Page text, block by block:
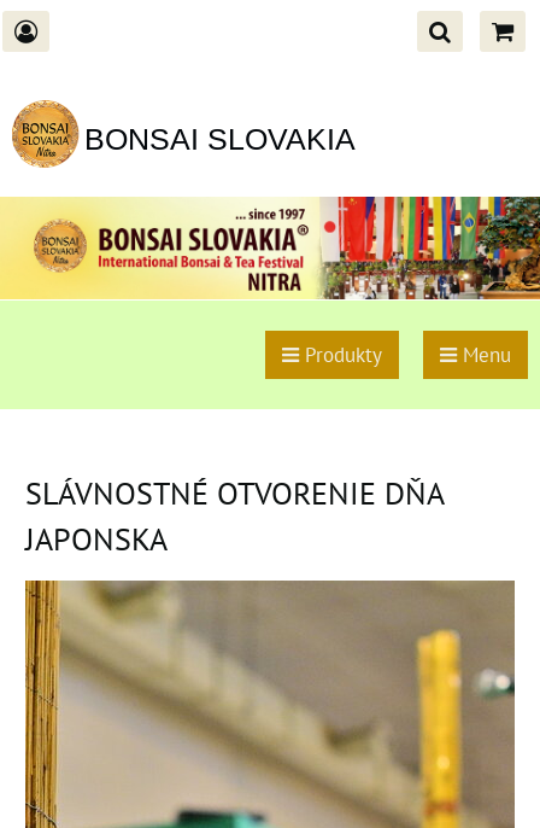
BONSAI SLOVAKIA
Produkty Menu
SLÁVNOSTNÉ OTVORENIE DŇA
JAPONSKA